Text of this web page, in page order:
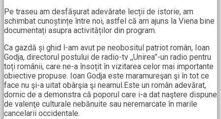
Pe traseu am desfășurat adevărate lecții de istorie, am
schimbat cunoștințe între noi, astfel că am ajuns la Viena bine
documentați asupra activităților din program.
Ca gazdă și ghid l-am avut pe neobositul patriot român, Ioan
Godja, directorul postului de radio-tv ,,Unirea”-un radio pentru
toți românii, care ne-a însoțit în vizitarea celor mai importante
obiective propuse. Ioan Godja este maramureşan şi în tot ce
face nu şi-a uitat obârşia şi neamul.Este un român adevărat,
dornic de a demonstra că poporul care i-a dat naştere dispune
de valenţe culturale nebănuite sau neremarcate în marile
cancelarii occidentale.